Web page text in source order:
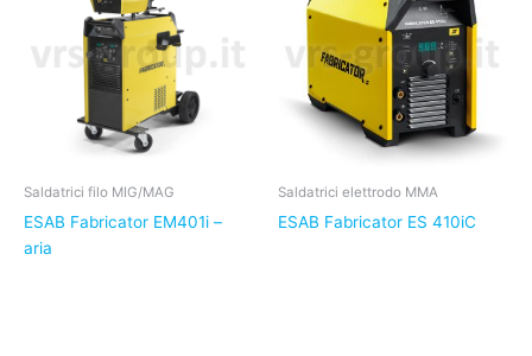
Saldatrici filo MIG/MAG
ESAB Fabricator EM401i –
aria
Saldatrici elettrodo MMA
ESAB Fabricator ES 410iC